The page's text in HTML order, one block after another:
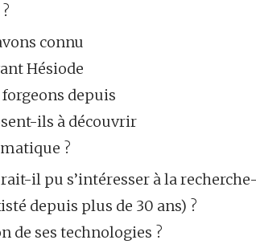
connu
Hésiode
depuis
ils à découvrir
?
il pu s’intéresser à la
depuis plus de 30 ans) ?
de ses technologies ?